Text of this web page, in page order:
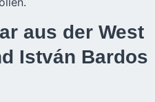
aus der West
István Bardos